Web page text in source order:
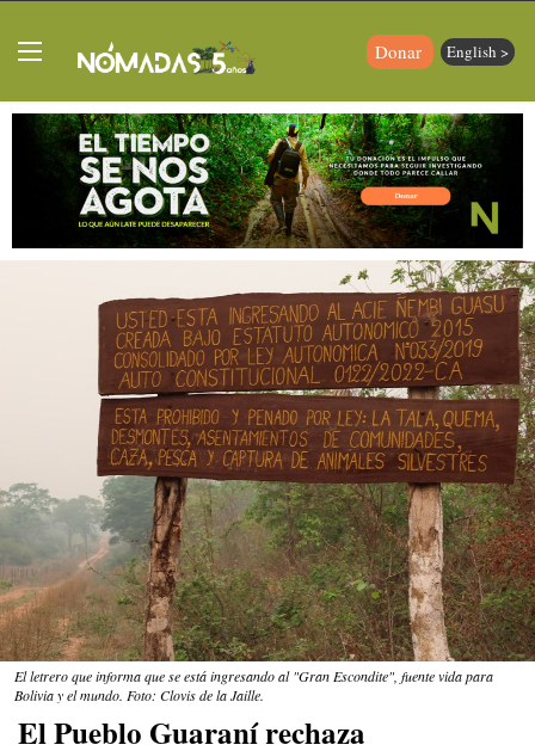
Donar English >
El letrero que informa que se está ingresando al "Gran Escondite", fuente vida para
Bolivia y el mundo. Foto: Clovis de la Jaille.
El Pueblo Guaraní rechaza